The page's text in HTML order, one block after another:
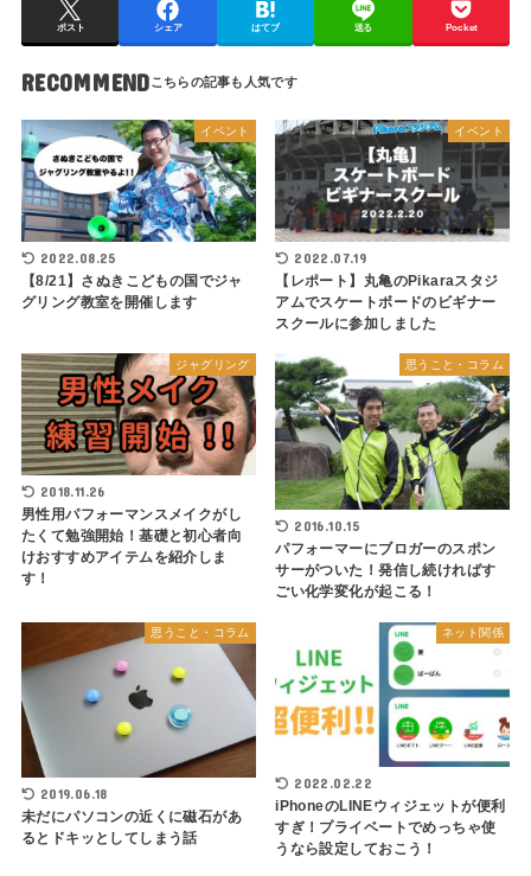
ポスト シェア はてブ 送る Pocket
RECOMMEND
イベント
2022.08.25
【8/21】さぬきこどもの国でジャ
グリング教室を開催します
イベント
2022.07.19
【レポート】丸亀のPikaraスタジ
アムでスケートボードのビギナー
スクールに参加しました
ジャグリング
2018.11.26
男性用パフォーマンスメイクがし
たくて勉強開始！基礎と初心者向
けおすすめアイテムを紹介しま
す！
思うこと・コラム
2016.10.15
パフォーマーにブロガーのスポン
サーがついた！発信し続ければす
ごい化学変化が起こる！
思うこと・コラム
2019.06.18
未だにパソコンの近くに磁石があ
るとドキッとしてしまう話
ネット関係
2022.02.22
iPhoneのLINEウィジェットが便利
すぎ！プライベートでめっちゃ使
うなら設定しておこう！